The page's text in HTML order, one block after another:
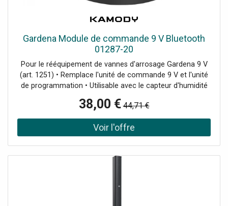
Gardena Module de commande 9 V Bluetooth
01287-20
Pour le rééquipement de vannes d'arrosage Gardena 9 V
(art. 1251) • Remplace l'unité de commande 9 V et l'unité
de programmation • Utilisable avec le capteur d'humidité
• L'unité de commande Gardena 9V Bluetooth ® sert a
commander la vanne d'arrosage Gardena 9V et peut etre
programmée facilement sur smartphone ou tablette, a
une distance maximale de 10 m de l'appareil, via Gardena
38,00 € 44,71 €